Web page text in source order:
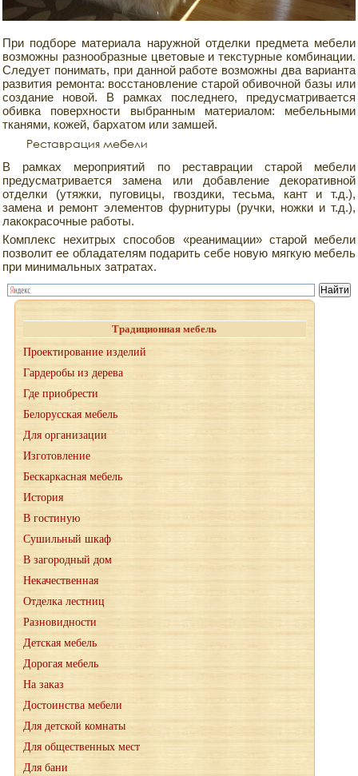
При подборе материала наружной отделки предмета мебели
возможны разнообразные цветовые и текстурные комбинации.
Следует понимать, при данной работе возможны два варианта
развития ремонта: восстановление старой обивочной базы или
создание новой. В рамках последнего, предусматривается
обивка поверхности выбранным материалом: мебельными
тканями, кожей, бархатом или замшей.
Реставрация мебели
В рамках мероприятий по реставрации старой мебели
предусматривается замена или добавление декоративной
отделки (утяжки, пуговицы, гвоздики, тесьма, кант и т.д.),
замена и ремонт элементов фурнитуры (ручки, ножки и т.д.),
лакокрасочные работы.
Комплекс нехитрых способов «реанимации» старой мебели
позволит ее обладателям подарить себе новую мягкую мебель
при минимальных затратах.
Традиционная мебель
Проектирование изделий
Гардеробы из дерева
Где приобрести
Белорусская мебель
Для организации
Изготовление
Бескаркасная мебель
История
В гостиную
Сушильный шкаф
В загородный дом
Некачественная
Отделка лестниц
Разновидности
Детская мебель
Дорогая мебель
На заказ
Достоинства мебели
Для детской комнаты
Для общественных мест
Для бани